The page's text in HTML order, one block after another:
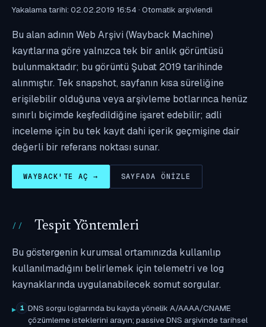
Yakalama tarihi: 02.02.2019 16:54 · Otomatik arşivlendi
Bu alan adının Web Arşivi (Wayback Machine)
kayıtlarına göre yalnızca tek bir anlık görüntüsü
bulunmaktadır; bu görüntü Şubat 2019 tarihinde
alınmıştır. Tek snapshot, sayfanın kısa süreliğine
erişilebilir olduğuna veya arşivleme botlarınca henüz
sınırlı biçimde keşfedildiğine işaret edebilir; adli
inceleme için bu tek kayıt dahi içerik geçmişine dair
değerli bir referans noktası sunar.
WAYBACK'TE AÇ → SAYFADA ÖNIZLE
Tespit Yöntemleri
Bu göstergenin kurumsal ortamınızda kullanılıp
kullanılmadığını belirlemek için telemetri ve log
kaynaklarında uygulanabilecek somut sorgular.
1 DNS sorgu loglarında bu kayda yönelik A/AAAA/CNAME
çözümleme isteklerini arayın; passive DNS arşivinde tarihsel